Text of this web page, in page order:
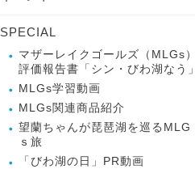
SPECIAL
マザーレイクゴールズ（MLGs）
評価報告書「シン・びわ湖なう」
MLGs学習動画
MLGs関連商品紹介
望蘭ちゃんが琵琶湖を巡るMLG
ｓ旅
「びわ湖の日」PR動画